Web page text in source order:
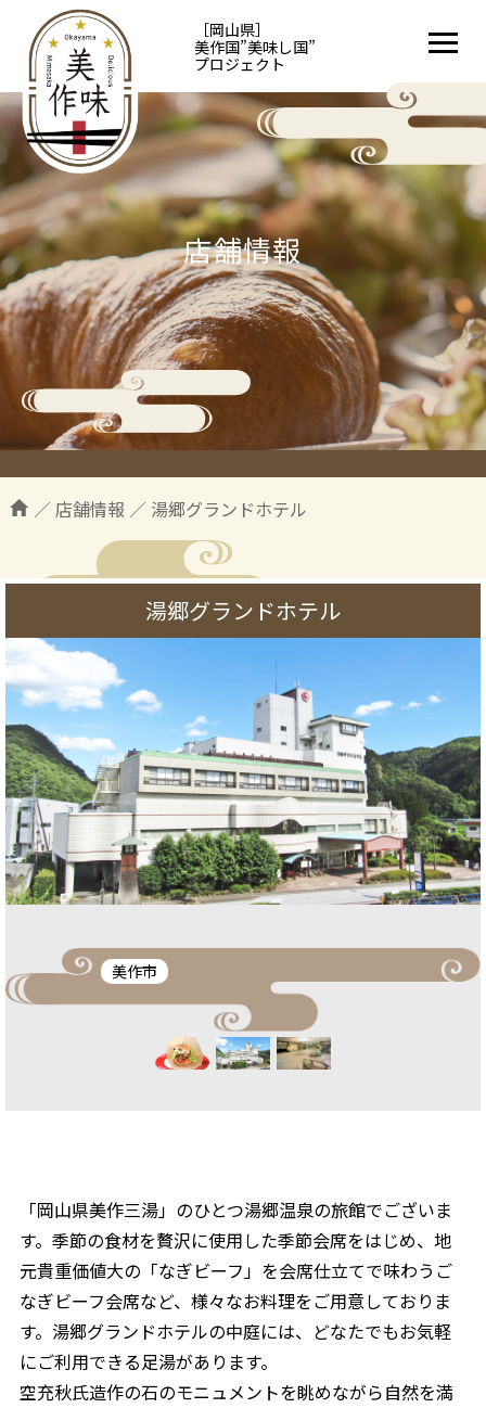
［岡山県］
美作国”美味し国”
プロジェクト
店舗情報
／ 店舗情報 ／ 湯郷グランドホテル
湯郷グランドホテル
美作市
「岡山県美作三湯」のひとつ湯郷温泉の旅館でございま
す。季節の食材を贅沢に使用した季節会席をはじめ、地
元貴重価値大の「なぎビーフ」を会席仕立てで味わうご
なぎビーフ会席など、様々なお料理をご用意しておりま
す。湯郷グランドホテルの中庭には、どなたでもお気軽
にご利用できる足湯があります。
空充秋氏造作の石のモニュメントを眺めながら自然を満